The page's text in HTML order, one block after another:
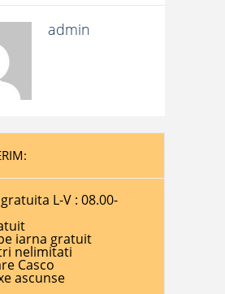
admin
L-V : 08.00-
iarna gratuit
nelimitati
Casco
ascunse